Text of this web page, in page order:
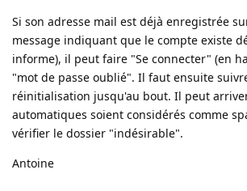
Si son adresse mail est déjà enregistrée
message indiquant que le compte existe
informe), il peut faire "Se connecter" (en
"mot de passe oublié". Il faut ensuite
réinitialisation jusqu'au bout. Il peut
automatiques soient considérés comme
vérifier le dossier "indésirable".
Antoine